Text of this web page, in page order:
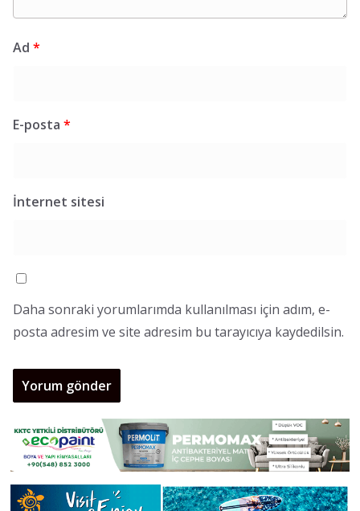
Ad *
E-posta *
İnternet sitesi
Daha sonraki yorumlarımda kullanılması için adım, e-
posta adresim ve site adresim bu tarayıcıya kaydedilsin.